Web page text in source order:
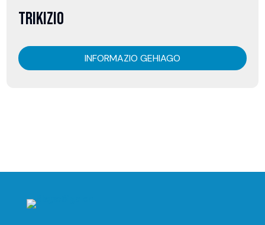
TRIKIZIO
INFORMAZIO GEHIAGO